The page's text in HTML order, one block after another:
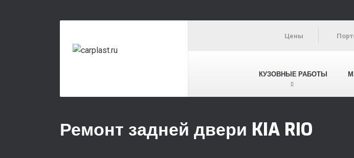
КУЗОВНЫЕ РАБОТЫ
Цены
Ремонт задней двери KIA RIO